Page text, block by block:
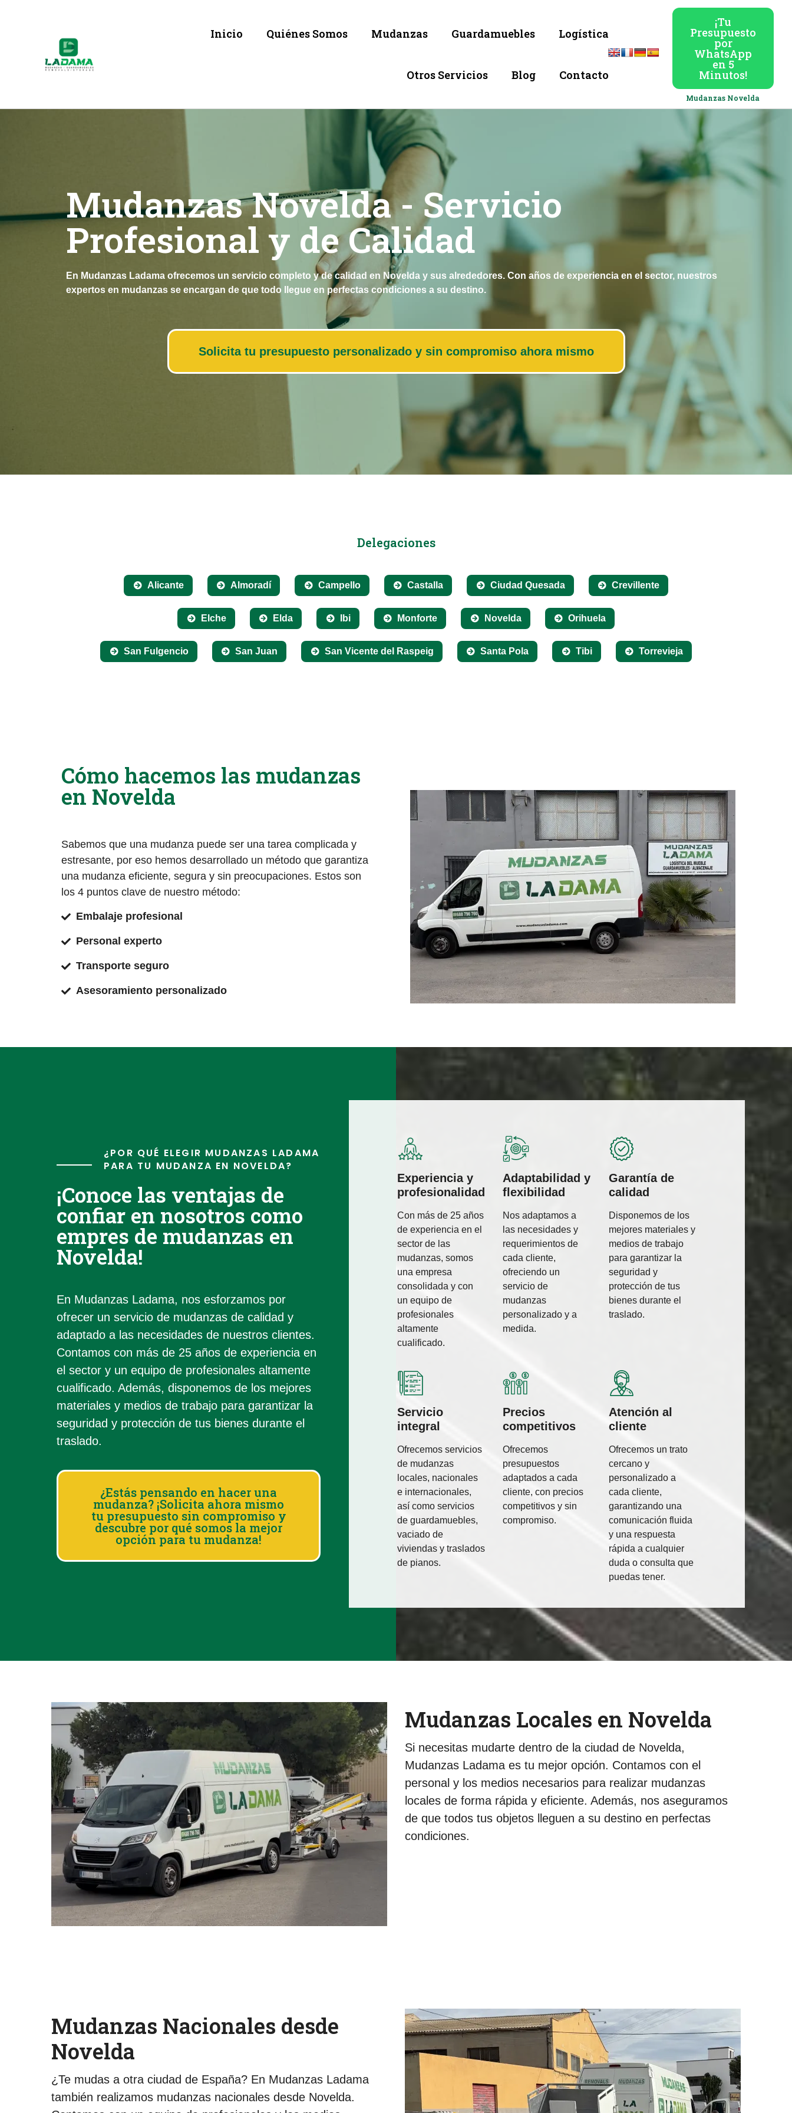
Inicio Quiénes Somos Mudanzas Guardamuebles Logística
Otros Servicios Blog Contacto
¡Tu
Presupuesto
por
WhatsApp
en 5
Minutos!
Mudanzas Novelda
Mudanzas Novelda - Servicio
Profesional y de Calidad
En Mudanzas Ladama ofrecemos un servicio completo y de calidad en Novelda y sus alrededores. Con años de experiencia en el sector, nuestros
expertos en mudanzas se encargan de que todo llegue en perfectas condiciones a su destino.
Solicita tu presupuesto personalizado y sin compromiso ahora mismo
Delegaciones
Alicante Almoradí Campello Castalla Ciudad Quesada Crevillente
Elche Elda Ibi Monforte Novelda Orihuela
San Fulgencio San Juan San Vicente del Raspeig Santa Pola Tibi Torrevieja
Cómo hacemos las mudanzas
en Novelda
Sabemos que una mudanza puede ser una tarea complicada y
estresante, por eso hemos desarrollado un método que garantiza
una mudanza eficiente, segura y sin preocupaciones. Estos son
los 4 puntos clave de nuestro método:
Embalaje profesional
Personal experto
Transporte seguro
Asesoramiento personalizado
¿POR QUÉ ELEGIR MUDANZAS LADAMA
PARA TU MUDANZA EN NOVELDA?
¡Conoce las ventajas de
confiar en nosotros como
empres de mudanzas en
Novelda!
En Mudanzas Ladama, nos esforzamos por
ofrecer un servicio de mudanzas de calidad y
adaptado a las necesidades de nuestros clientes.
Contamos con más de 25 años de experiencia en
el sector y un equipo de profesionales altamente
cualificado. Además, disponemos de los mejores
materiales y medios de trabajo para garantizar la
seguridad y protección de tus bienes durante el
traslado.
¿Estás pensando en hacer una
mudanza? ¡Solicita ahora mismo
tu presupuesto sin compromiso y
descubre por qué somos la mejor
opción para tu mudanza!
Experiencia y
profesionalidad
Con más de 25 años
de experiencia en el
sector de las
mudanzas, somos
una empresa
consolidada y con
un equipo de
profesionales
altamente
cualificado.
Adaptabilidad y
flexibilidad
Nos adaptamos a
las necesidades y
requerimientos de
cada cliente,
ofreciendo un
servicio de
mudanzas
personalizado y a
medida.
Garantía de
calidad
Disponemos de los
mejores materiales y
medios de trabajo
para garantizar la
seguridad y
protección de tus
bienes durante el
traslado.
Servicio
integral
Ofrecemos servicios
de mudanzas
locales, nacionales
e internacionales,
así como servicios
de guardamuebles,
vaciado de
viviendas y traslados
de pianos.
Precios
competitivos
Ofrecemos
presupuestos
adaptados a cada
cliente, con precios
competitivos y sin
compromiso.
Atención al
cliente
Ofrecemos un trato
cercano y
personalizado a
cada cliente,
garantizando una
comunicación fluida
y una respuesta
rápida a cualquier
duda o consulta que
puedas tener.
Mudanzas Locales en Novelda
Si necesitas mudarte dentro de la ciudad de Novelda,
Mudanzas Ladama es tu mejor opción. Contamos con el
personal y los medios necesarios para realizar mudanzas
locales de forma rápida y eficiente. Además, nos aseguramos
de que todos tus objetos lleguen a su destino en perfectas
condiciones.
Mudanzas Nacionales desde
Novelda
¿Te mudas a otra ciudad de España? En Mudanzas Ladama
también realizamos mudanzas nacionales desde Novelda.